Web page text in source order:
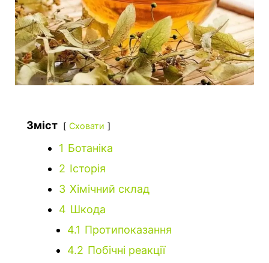
Зміст Сховати
1 Ботаніка
2 Історія
3 Хімічний склад
4 Шкода
4.1 Протипоказання
4.2 Побічні реакції